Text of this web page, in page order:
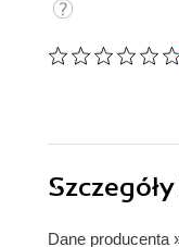
Szczegóły
Dane producenta